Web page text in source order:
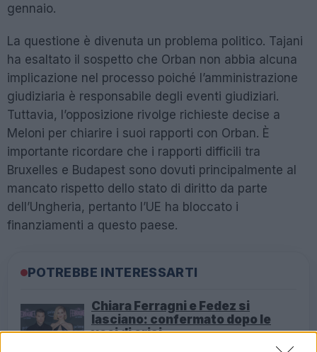
gennaio.
La questione è divenuta un problema politico. Tajani
ha esaltato il sospetto che Orban non abbia alcuna
implicazione nel processo poiché l’amministrazione
giudiziaria è responsabile degli eventi giudiziari.
Tuttavia, l’opposizione rivolge richieste decise a
Meloni per chiarire i suoi rapporti con Orban. È
importante ricordare che i rapporti difficili tra
Bruxelles e Budapest sono dovuti principalmente al
mancato rispetto dello stato di diritto da parte
dell’Ungheria, pertanto l’UE ha bloccato i
finanziamenti a questo paese.
POTREBBE INTERESSARTI
Chiara Ferragni e Fedez si
lasciano: confermato dopo le
voci di crisi